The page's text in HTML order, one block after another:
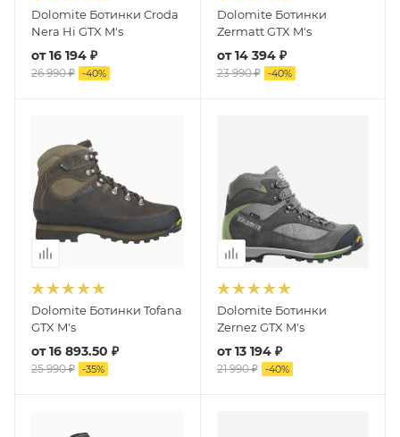
Dolomite Ботинки Croda
Nera Hi GTX M's
от16 194 ₽
26 990 ₽ -40%
Dolomite Ботинки
Zermatt GTX M's
от14 394 ₽
23 990 ₽ -40%
Dolomite Ботинки Tofana
GTX M's
от16 893.50 ₽
25 990 ₽ -35%
Dolomite Ботинки
Zernez GTX M's
от13 194 ₽
21 990 ₽ -40%